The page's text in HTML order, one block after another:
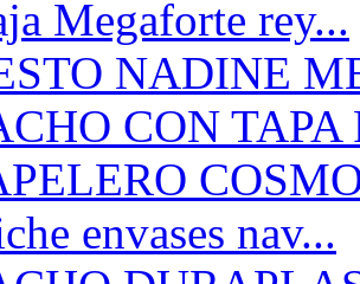
Megaforte rey...
NADINE
CON TAPA
envases nav...